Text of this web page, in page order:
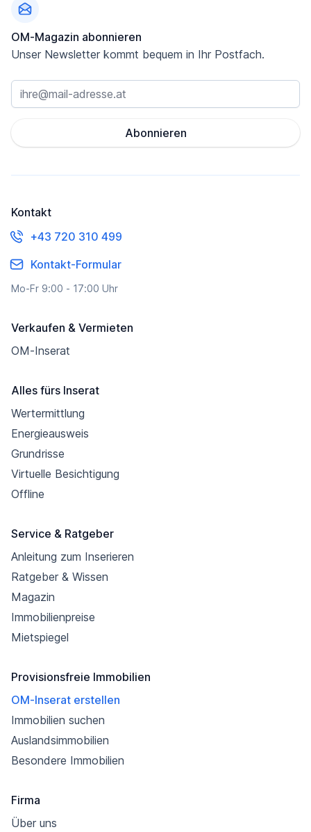
OM-Magazin abonnieren
Unser Newsletter kommt bequem in Ihr Postfach.
Abonnieren
Kontakt
+43 720 310 499
Kontakt-Formular
Mo-Fr 9:00 - 17:00 Uhr
Verkaufen & Vermieten
OM-Inserat
Alles fürs Inserat
Wertermittlung
Energieausweis
Grundrisse
Virtuelle Besichtigung
Offline
Service & Ratgeber
Anleitung zum Inserieren
Ratgeber & Wissen
Magazin
Immobilienpreise
Mietspiegel
Provisionsfreie Immobilien
OM-Inserat erstellen
Immobilien suchen
Auslandsimmobilien
Besondere Immobilien
Firma
Über uns